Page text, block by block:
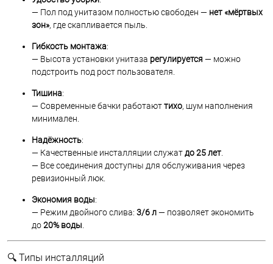
— Пол под унитазом полностью свободен — нет «мёртвых
зон», где скапливается пыль.
Гибкость монтажа:
— Высота установки унитаза регулируется — можно
подстроить под рост пользователя.
Тишина:
— Современные бачки работаюттихо, шум наполнения
минимален.
Надёжность:
— Качественные инсталляции служатдо 25 лет
— Все соединения доступны для обслуживания через
ревизионный люк.
Экономия воды:
— Режим двойного слива: 3/6 л— позволяет экономить
до20% воды
🔍 Типы инсталляций